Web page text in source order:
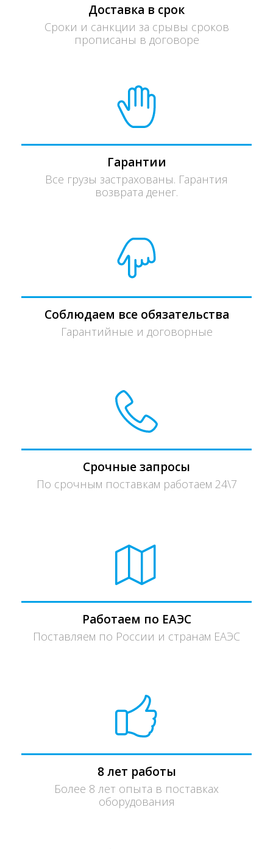
Доставка в срок
Сроки и санкции за срывы сроков
прописаны в договоре
Гарантии
Все грузы застрахованы. Гарантия
возврата денег.
Соблюдаем все обязательства
Гарантийные и договорные
Срочные запросы
По срочным поставкам работаем 24\7
Работаем по ЕАЭС
Поставляем по России и странам ЕАЭС
8 лет работы
Более 8 лет опыта в поставках
оборудования